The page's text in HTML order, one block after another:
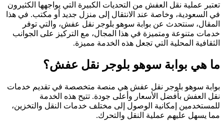
تعتبر عملية نقل العفش من التحديات الكبيرة التي يواجهها الكثيرون
في السعودية، وخاصة عند الانتقال إلى منزل جديد أو مكتب. في هذا
المقال، سنتحدث عن بوابة سوهو بلوجر نقل عفش، والتي توفر
خدمات متنوعة ومتميزة في هذا المجال، مع التركيز على الجوانب
الثقافية المحلية التي تجعل هذه الخدمة مميزة.
ما هي بوابة سوهو بلوجر نقل عفش؟
بوابة سوهو بلوجر نقل عفش هي منصة متخصصة في تقديم خدمات
نقل العفش بأفضل الأسعار وأعلى جودة. تتيح هذه الخدمة
للمستخدمين إمكانية الوصول إلى مختلف خدمات النقل والتخزين،
مما يسهل عليهم عملية النقل والتحرك.